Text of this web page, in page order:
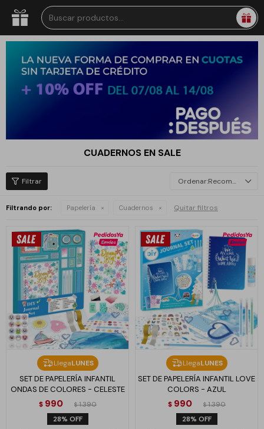
CUADERNOS EN SALE
Recomendados
Filtrando por: Papelería Cuadernos Quitar filtros
LlegaLUNES
SET DE PAPELERÍA INFANTIL
ONDAS DE COLORES - CELESTE
$ 990 $ 1.390
28
LlegaLUNES
SET DE PAPELERÍA INFANTIL LOVE
COLORS - AZUL
$ 990 $ 1.390
28